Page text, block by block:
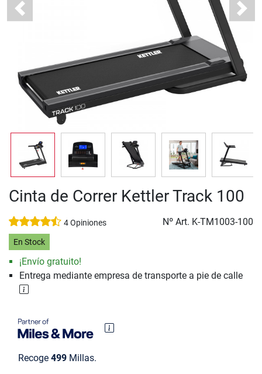
Previous Next
Cinta de Correr Kettler Track 100
4 Opiniones Nº Art. K-TM1003-100
En Stock
¡Envío gratuito!
Entrega mediante empresa de transporte a pie de calle
Recoge 499 Millas.